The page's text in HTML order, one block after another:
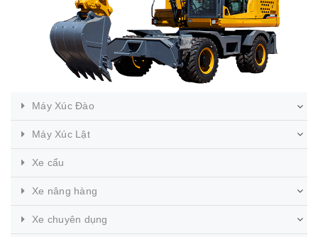
Máy Xúc Đào
Máy Xúc Lật
Xe cẩu
Xe nâng hàng
Xe chuyên dụng